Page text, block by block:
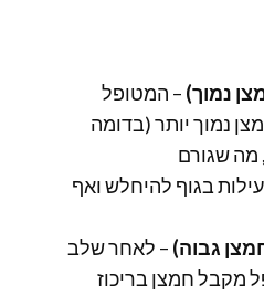
נמוך) – המטופל
נמוך יותר (בדומה
מה שגורם
בגוף להיחלש ואף
גבוה) – לאחר שלב
מקבל חמצן בריכוז